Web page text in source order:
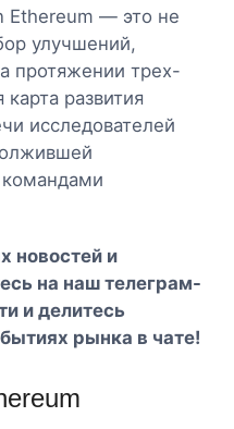
Ethereum — это не
улучшений,
протяжении трех-
развития
исследователей
новостей и
на наш телеграм-
и делитесь
рынка в чате!